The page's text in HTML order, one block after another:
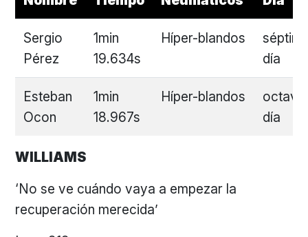
Sergio
Pérez
1min
19.634s
Híper-blandos
día
Esteban
Ocon
1min
18.967s
Híper-blandos
octavo
día
WILLIAMS
‘No se ve cuándo vaya a empezar la
recuperación merecida’